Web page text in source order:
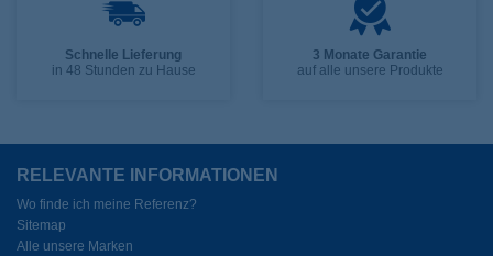
Schnelle Lieferung
in 48 Stunden zu Hause
3 Monate Garantie
auf alle unsere Produkte
RELEVANTE INFORMATIONEN
Wo finde ich meine Referenz?
Sitemap
Alle unsere Marken